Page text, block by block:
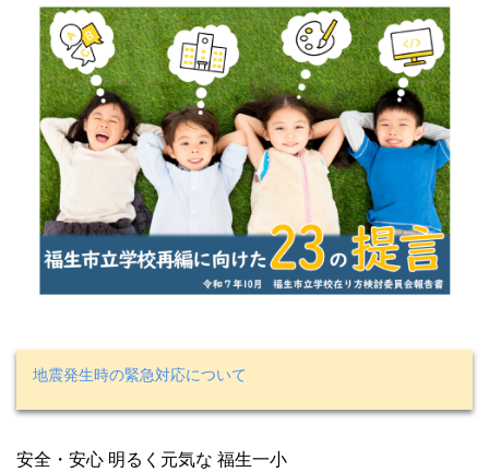
地震発生時の緊急対応について
安全・安心 明るく元気な 福生一小